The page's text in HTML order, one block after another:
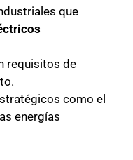
que
requisitos de
como el
energías